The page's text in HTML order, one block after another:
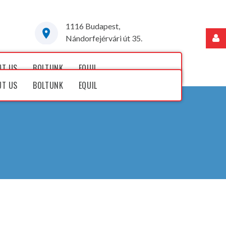
1116 Budapest,
Nándorfejérvári út 35.
US BOLTUNK
EQUIL
US BOLTUNK EQUIL
Felhasználónév
Jelszó